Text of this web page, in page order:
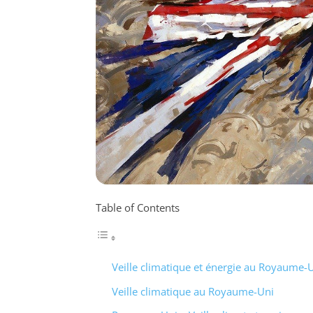
Table of Contents
Veille climatique et énergie au Royaume-
Veille climatique au Royaume-Uni